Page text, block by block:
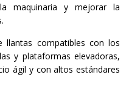
maquinaria y mejorar la
llantas compatibles con los
y plataformas elevadoras,
ágil y con altos estándares